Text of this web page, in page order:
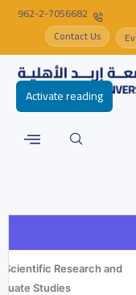
962-2-7056682
Contact Us
Scientific Research and
Studies
Activate reading